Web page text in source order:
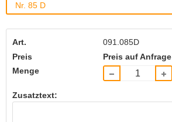
Nr. 85 D
Art.
091.085D
Preis
Preis auf Anfrage
Menge
Zusatztext: